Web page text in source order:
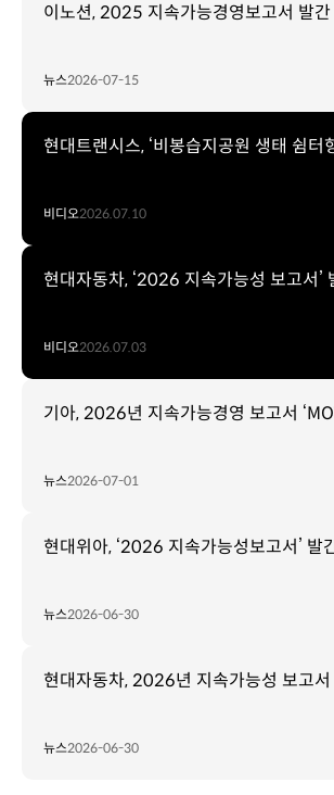
이노션, 2025 지속가능경영보고서 발간
뉴스2026-07-15
현대트랜시스, ‘비봉습지공원 생태 쉼터
비디오2026.07.10
현대자동차, ‘2026 지속가능성 보고서’
비디오2026.07.03
기아, 2026년 지속가능경영 보고서
뉴스2026-07-01
현대위아, ‘2026 지속가능성보고서’ 발
뉴스2026-06-30
현대자동차, 2026년 지속가능성 보고서
뉴스2026-06-30